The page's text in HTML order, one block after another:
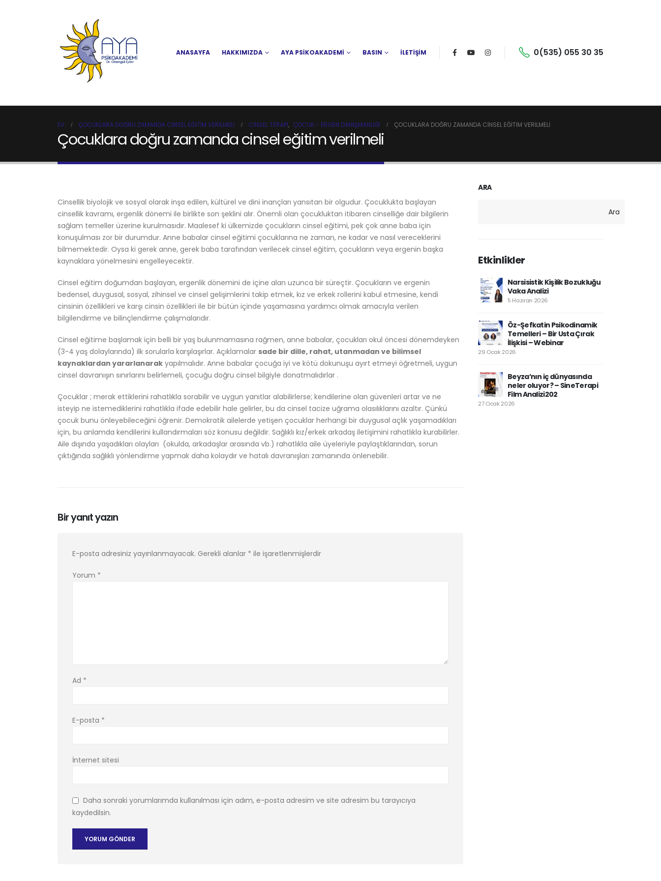
ANASAYFA HAKKIMIZDA AYA PSİKOAKADEMİ BASIN İLETİŞİM 0(535) 055 30 35
EV ÇOCUKLARA DOĞRU ZAMANDA CINSEL EĞITIM VERILMELI CINSEL TERAPI, ÇOCUK - ERGEN DANIŞMANLIĞI ÇOCUKLARA DOĞRU ZAMANDA CINSEL EĞITIM VERILMELI
Çocuklara doğru zamanda cinsel eğitim verilmeli
Cinsellik biyolojik ve sosyal olarak inşa edilen, kültürel ve dini inançları yansıtan bir olgudur. Çocuklukta başlayan
cinsellik kavramı, ergenlik dönemi ile birlikte son şeklini alır. Önemli olan çocukluktan itibaren cinselliğe dair bilgilerin
sağlam temeller üzerine kurulmasıdır. Maalesef ki ülkemizde çocukların cinsel eğitimi, pek çok anne baba için
konuşulması zor bir durumdur. Anne babalar cinsel eğitimi çocuklarına ne zaman, ne kadar ve nasıl vereceklerini
bilmemektedir. Oysa ki gerek anne, gerek baba tarafından verilecek cinsel eğitim, çocukların veya ergenin başka
kaynaklara yönelmesini engelleyecektir.
Cinsel eğitim doğumdan başlayan, ergenlik dönemini de içine alan uzunca bir süreçtir. Çocukların ve ergenin
bedensel, duygusal, sosyal, zihinsel ve cinsel gelişimlerini takip etmek, kız ve erkek rollerini kabul etmesine, kendi
cinsinin özellikleri ve karşı cinsin özellikleri ile bir bütün içinde yaşamasına yardımcı olmak amacıyla verilen
bilgilendirme ve bilinçlendirme çalışmalarıdır.
Cinsel eğitime başlamak için belli bir yaş bulunmamasına rağmen, anne babalar, çocukları okul öncesi dönemdeyken
(3-4 yaş dolaylarında) ilk sorularla karşılaşırlar. Açıklamalar sade bir dille, rahat, utanmadan ve bilimsel
kaynaklardan yararlanarak yapılmalıdır. Anne babalar çocuğa iyi ve kötü dokunuşu ayırt etmeyi öğretmeli, uygun
cinsel davranışın sınırlarını belirlemeli, çocuğu doğru cinsel bilgiyle donatmalıdırlar .
Çocuklar ; merak ettiklerini rahatlıkla sorabilir ve uygun yanıtlar alabilirlerse; kendilerine olan güvenleri artar ve ne
isteyip ne istemediklerini rahatlıkla ifade edebilir hale gelirler, bu da cinsel tacize uğrama olasılıklarını azaltır. Çünkü
çocuk bunu önleyebileceğini öğrenir. Demokratik ailelerde yetişen çocuklar herhangi bir duygusal açlık yaşamadıkları
için, bu anlamda kendilerini kullandırmaları söz konusu değildir. Sağlıklı kız/erkek arkadaş iletişimini rahatlıkla kurabilirler.
Aile dışında yaşadıkları olayları (okulda, arkadaşlar arasında vb.) rahatlıkla aile üyeleriyle paylaştıklarından, sorun
çıktığında sağlıklı yönlendirme yapmak daha kolaydır ve hatalı davranışları zamanında önlenebilir.
Bir yanıt yazın
E-posta adresiniz yayınlanmayacak. Gerekli alanlar * ile işaretlenmişlerdir
Yorum *
Ad *
E-posta *
İnternet sitesi
Daha sonraki yorumlarımda kullanılması için adım, e-posta adresim ve site adresim bu tarayıcıya
kaydedilsin.
ARA
Ara
Etkinlikler
Narsisistik Kişilik Bozukluğu
Vaka Analizi
5 Haziran 2026
Öz-Şefkatin Psikodinamik
Temelleri – Bir Usta Çırak
İlişkisi – Webinar
29 Ocak 2026
Beyza’nın iç dünyasında
neler oluyor? – SineTerapi
Film Analizi202
27 Ocak 2026